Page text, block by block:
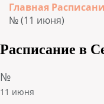
Главная
№ (11 июня)
Расписание в
№
11 июня